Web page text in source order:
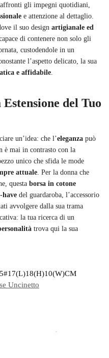
gli impegni quotidiani,
e attenzione al dettaglio.
il suo design artigianale ed
di contenere non solo gli
custodendole in un
l’aspetto delicato, la sua
e affidabile
del Tuo
un’idea: che l’eleganza può
è mai in contrasto con la
unico che sfida le mode
attuale . Per la donna che
questa borsa in cotone
have del guardaroba, l’accessorio
avvolgere dalla sua trama
la tua ricerca di un
trova qui la sua
Uncinetto